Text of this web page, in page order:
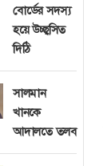
বোর্ডের সদস্য
হয়ে উচ্ছ্বসিত
দিঠি
সালমান
খানকে
আদালতে তলব